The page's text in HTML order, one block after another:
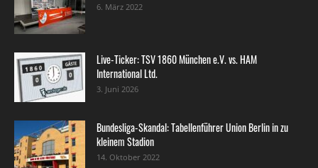
6. März 2022
Live-Ticker: TSV 1860 München e.V. vs. HAM
International Ltd.
3. Juni 2026
Bundesliga-Skandal: Tabellenführer Union Berlin in zu
kleinem Stadion
14. Oktober 2022